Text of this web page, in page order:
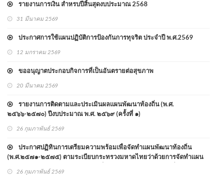
รายงานการเงิน สำหรบปีสิ้นสุดงบประมาณ 2568
31 มีนาคม 2569
ประกาศการใช้แผนปฏิบัติการป้องกันการทุจริต ประจำปี พ.ศ.2569
12 มกราคม 2569
ขออนุญาตประกอบกิจการที่เป็นอันตรายต่อสุขภาพ
20 มีนาคม 2569
รายงานการติดตามและประเมินผลแผนพัฒนาท้องถิ่น (พ.ศ.
๒๕๖๖-๒๕๗๐) ปีงบประมาณ พ.ศ. ๒๕๖๙ (ครั้งที่ ๑)
26 กุมภาพันธ์ 2569
ประกาศปฏิทินการเตรียมความพร้อมเพื่อจัดทำแผนพัฒนาท้องถิ่น
(พ.ศ.๒๕๗๑-๒๕๗๕) ตามระเบียบกระทรวงมหาดไทยว่าด้วยการจัดทำแผน
พัฒนาขององค์กรปกครองส่วนท้องถิ่น พ.ศ. ๒๕๔๘ และแก้ไขเพิ่มเติม
26 กุมภาพันธ์ 2569